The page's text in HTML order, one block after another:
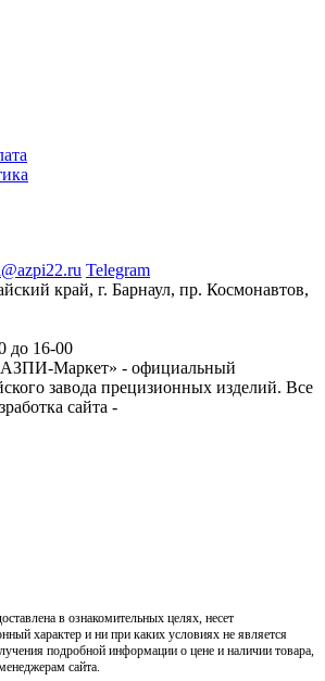
Telegram
край, г. Барнаул, пр. Космонавтов,
до 16-00
Маркет» - официальный
завода прецизионных изделий. Все
сайта -
в ознакомительных целях, несет
характер и ни при каких условиях не является
подробной информации о цене и наличии товара,
сайта.